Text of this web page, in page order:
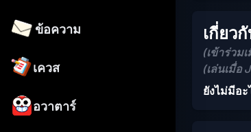
ข้อความ
เควส
อวาตาร์
เกี่ยว
(เข้าร่วม
(เล่นเมื่อ
ยังไม่มีอะ